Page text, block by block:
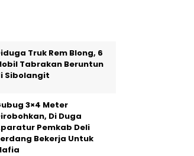
Truk Rem Blong, 6
Tabrakan Beruntun
Sibolangit
3×4 Meter
Di Duga
Pemkab Deli
Bekerja Untuk